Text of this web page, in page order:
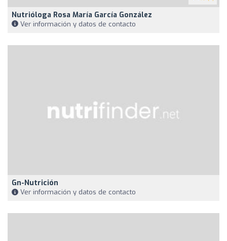
Nutrióloga Rosa María García González
Ver información y datos de contacto
Gn-Nutrición
Ver información y datos de contacto